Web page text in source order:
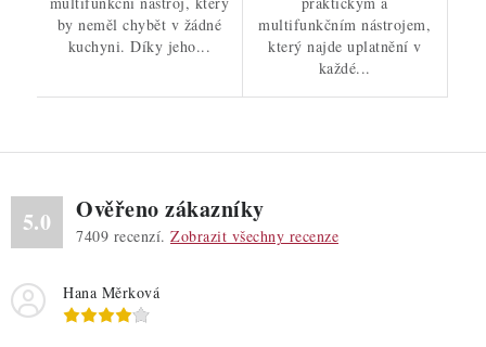
by neměl chybět v žádné
kuchyni. Díky jeho...
multifunkčním nástrojem,
který najde uplatnění v
každé...
5.0 Ověřeno zákazníky
7409 recenzí. Zobrazit všechny recenze
Hana Měrková